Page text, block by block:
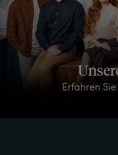
Erfahren